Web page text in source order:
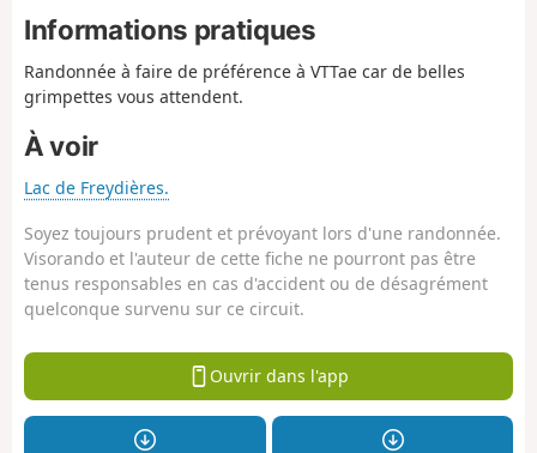
Informations pratiques
Randonnée à faire de préférence à VTTae car de belles
grimpettes vous attendent.
À voir
Lac de Freydières.
Soyez toujours prudent et prévoyant lors d'une randonnée.
Visorando et l'auteur de cette fiche ne pourront pas être
tenus responsables en cas d'accident ou de désagrément
quelconque survenu sur ce circuit.
Ouvrir dans l'app